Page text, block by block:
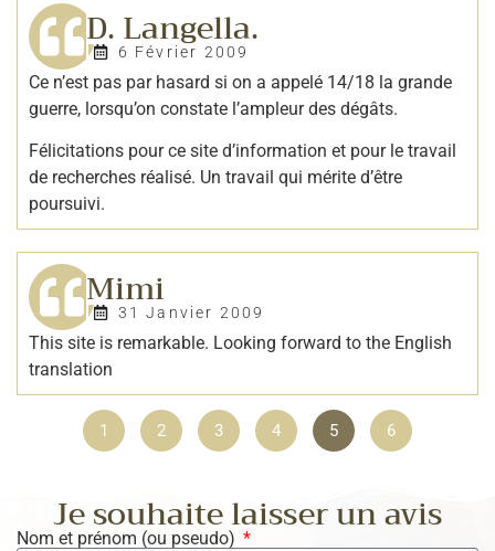
D. Langella.
6 Février 2009
Ce n’est pas par hasard si on a appelé 14/18 la grande
guerre, lorsqu’on constate l’ampleur des dégâts.
Félicitations pour ce site d’information et pour le travail
de recherches réalisé. Un travail qui mérite d’être
poursuivi.
Mimi
31 Janvier 2009
This site is remarkable. Looking forward to the English
translation
1 2 3 4 5 6
Je souhaite laisser un avis
Nom et prénom (ou pseudo)